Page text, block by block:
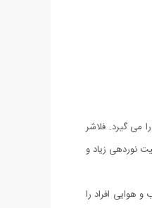
می گیرد. فلاشر
نوردهی زیاد و
هوایی افراد را